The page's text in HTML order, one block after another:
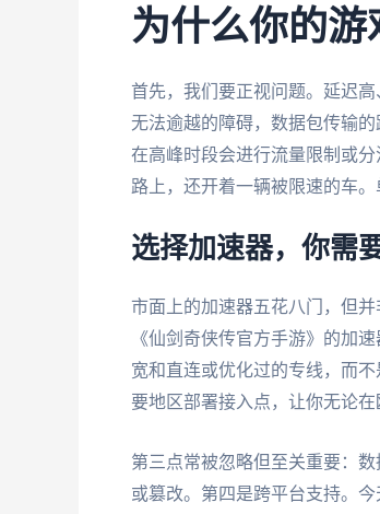
为什么你的游
首先，我们要正视问题。延迟
无法逾越的障碍，数据包传输
在高峰时段会进行流量限制或
路上，还开着一辆被限速的车
选择加速器，你需
市面上的加速器五花八门，但
《仙剑奇侠传官方手游》的加
宽和直连或优化过的专线，而
要地区部署接入点，让你无论
第三点常被忽略但至关重要：
或篡改。第四是跨平台支持。